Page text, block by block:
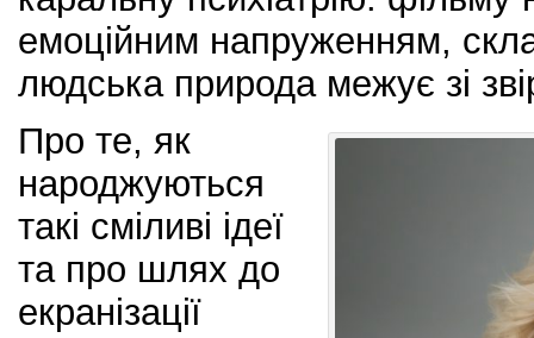
емоційним напруженням,
людська природа межує зі
Про те, як
народжуються
такі сміливі ідеї
та про шлях до
екранізації